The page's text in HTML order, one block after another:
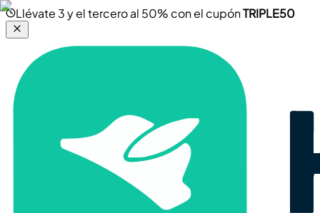
Llévate 3 y el tercero al 50% con el cupónTRIPLE50